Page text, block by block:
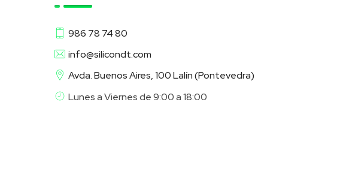
986 78 74 80
info@silicondt.com
Avda. Buenos Aires, 100 Lalín (Pontevedra)
Lunes a Viernes de 9:00 a 18:00